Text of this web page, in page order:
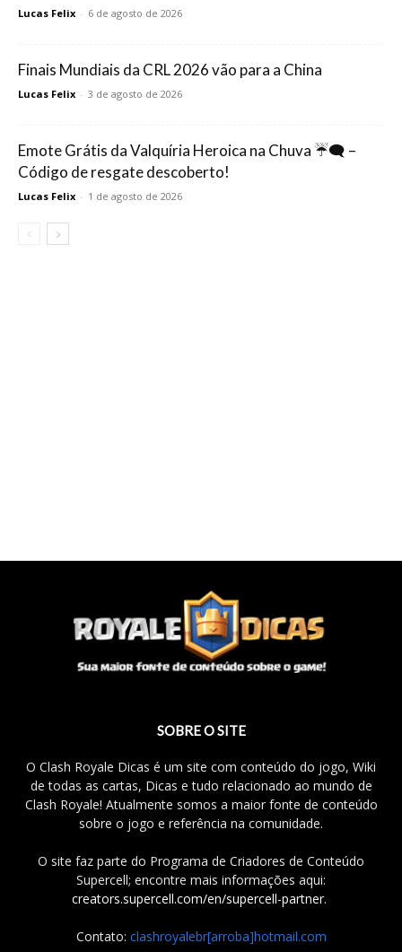
Lucas Felix - 6 de agosto de 2026
Finais Mundiais da CRL 2026 vão para a China
Lucas Felix - 3 de agosto de 2026
Emote Grátis da Valquíria Heroica na Chuva ☔🗨️ –
Código de resgate descoberto!
Lucas Felix - 1 de agosto de 2026
SOBRE O SITE
O Clash Royale Dicas é um site com conteúdo do jogo, Wiki
de todas as cartas, Dicas e tudo relacionado ao mundo de
Clash Royale! Atualmente somos a maior fonte de conteúdo
sobre o jogo e referência na comunidade.
O site faz parte do Programa de Criadores de Conteúdo
Supercell; encontre mais informações aqui:
creators.supercell.com/en/supercell-partner.
Contato: clashroyalebr[arroba]hotmail.com